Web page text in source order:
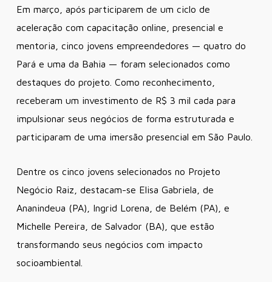
Em março, após participarem de um ciclo de
aceleração com capacitação online, presencial e
mentoria, cinco jovens empreendedores — quatro do
Pará e uma da Bahia — foram selecionados como
destaques do projeto. Como reconhecimento,
receberam um investimento de R$ 3 mil cada para
impulsionar seus negócios de forma estruturada e
participaram de uma imersão presencial em São Paulo.
Dentre os cinco jovens selecionados no Projeto
Negócio Raiz, destacam-se Elisa Gabriela, de
Ananindeua (PA), Ingrid Lorena, de Belém (PA), e
Michelle Pereira, de Salvador (BA), que estão
transformando seus negócios com impacto
socioambiental.